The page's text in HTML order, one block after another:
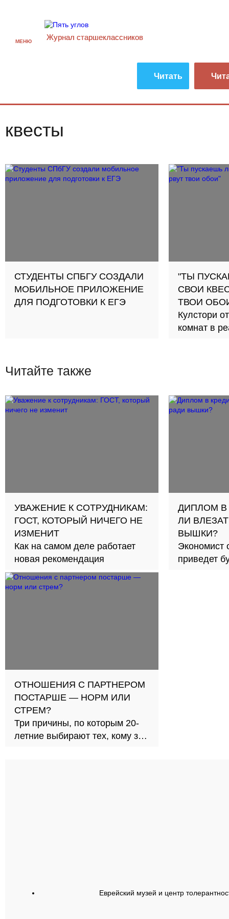
МЕНЮ Журнал старшекласcников
Читать
квесты
СТУДЕНТЫ СПБГУ СОЗДАЛИ
МОБИЛЬНОЕ ПРИЛОЖЕНИЕ
ДЛЯ ПОДГОТОВКИ К ЕГЭ
"ТЫ
СВОИ
ТВОИ
Кулстори
комнат в
Читайте также
УВАЖЕНИЕ К СОТРУДНИКАМ:
ГОСТ, КОТОРЫЙ НИЧЕГО НЕ
ИЗМЕНИТ
Как на самом деле работает
новая рекомендация
ДИПЛОМ В
ЛИ
ВЫШКИ?
Экономист
приведет
ОТНОШЕНИЯ С ПАРТНЕРОМ
ПОСТАРШЕ — НОРМ ИЛИ
СТРЕМ?
Три причины, по которым 20-
летние выбирают тех, кому за
Еврейский музей и центр